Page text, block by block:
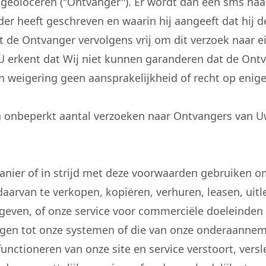
heeft geschreven en waarin hij aangeeft dat hij
Ontvanger vervolgens vrij om dit verzoek naar
erkent dat Wij niet kunnen garanderen dat de
weigering geen aansprakelijkheid of recht op
aantal verzoeken naar Ontvangers van
of in strijd met deze voorwaarden gebruiken
te verkopen, kopiëren, verhuren, leasen,
of onze service voor commerciële
tot onze systemen of die van onze
van onze site en service verstoort,